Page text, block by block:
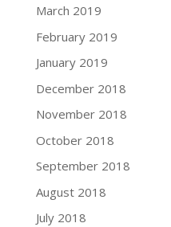
March 2019
February 2019
January 2019
December 2018
November 2018
October 2018
September 2018
August 2018
July 2018